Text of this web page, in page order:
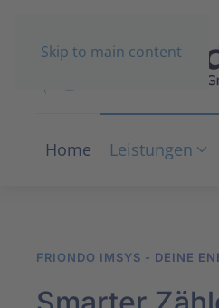
Skip to main content
Home Leistungen
FRIONDO IMSYS - DEINE